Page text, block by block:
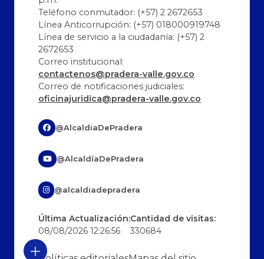
Teléfono conmutador: (+57) 2 2672653
Línea Anticorrupción: (+57) 018000919748
Línea de servicio a la ciudadanía: (+57) 2
2672653
Correo institucional:
contactenos@pradera-valle.gov.co
Correo de notificaciones judiciales:
oficinajuridica@pradera-valle.gov.co
@AlcaldiaDePradera
@AlcaldíaDePradera
@alcaldiadepradera
Última Actualización:
08/08/2026 12:26:56
Cantidad de visitas:
330684